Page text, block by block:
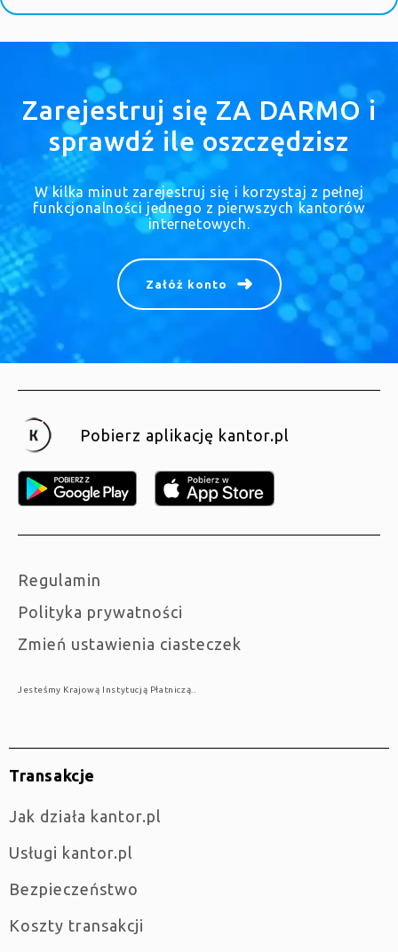
Zarejestruj się ZA DARMO i
sprawdź ile oszczędzisz
W kilka minut zarejestruj się i korzystaj z pełnej
funkcjonalności jednego z pierwszych kantorów
internetowych.
Załóż konto
Pobierz aplikację kantor.pl
Regulamin
Polityka prywatności
Zmień ustawienia ciasteczek
Jesteśmy Krajową Instytucją Płatniczą..
Transakcje
jak działa kantor.pl
Usługi kantor.pl
Bezpieczeństwo
Koszty transakcji